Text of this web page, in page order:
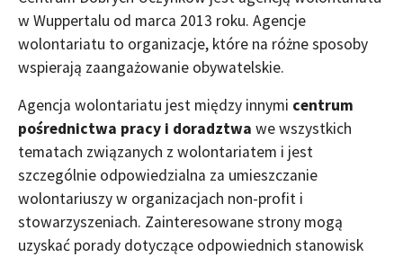
w Wuppertalu od marca 2013 roku. Agencje
wolontariatu to organizacje, które na różne sposoby
wspierają zaangażowanie obywatelskie.
Agencja wolontariatu jest między innymi centrum
pośrednictwa pracy i doradztwa we wszystkich
tematach związanych z wolontariatem i jest
szczególnie odpowiedzialna za umieszczanie
wolontariuszy w organizacjach non-profit i
stowarzyszeniach. Zainteresowane strony mogą
uzyskać porady dotyczące odpowiednich stanowisk